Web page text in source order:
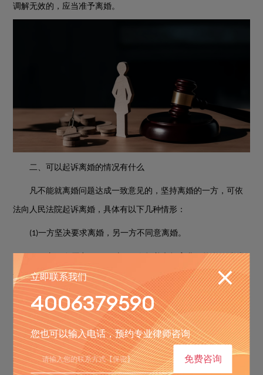
调解无效的，应当准予离婚。
二、可以起诉离婚的情况有什么
凡不能就离婚问题达成一致意见的，坚持离婚的一方，可依
法向人民法院起诉离婚，具体有以下几种情形：
(1)一方坚决要求离婚，另一方不同意离婚。
双方虽自愿离婚，但对于子女抚养和抚育费不能自行达成
协议的。
(3)双方虽自愿离婚，但对家庭共有财产的处理达不成一致协
议的。
(4)双方虽自愿离婚，但因其他纠纷(如债权债务归属、公房由
谁继续租赁等等)无法自行协商解决的。
立即联系我们
4006379590
您也可以输入电话，预约专业律师咨询
免费咨询